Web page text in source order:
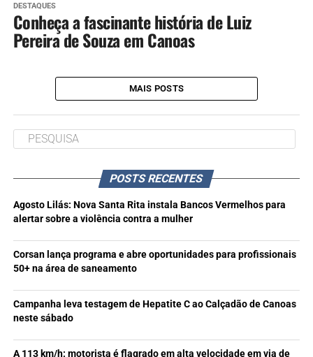
DESTAQUES
Conheça a fascinante história de Luiz
Pereira de Souza em Canoas
MAIS POSTS
POSTS RECENTES
Agosto Lilás: Nova Santa Rita instala Bancos Vermelhos para
alertar sobre a violência contra a mulher
Corsan lança programa e abre oportunidades para profissionais
50+ na área de saneamento
Campanha leva testagem de Hepatite C ao Calçadão de Canoas
neste sábado
A 113 km/h: motorista é flagrado em alta velocidade em via de